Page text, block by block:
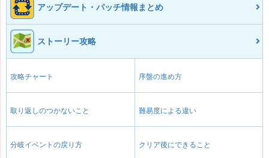
アップデート・パッチ情報まとめ
ストーリー攻略
攻略チャート 序盤の進め方
取り返しのつかないこと 難易度による違い
分岐イベントの戻り方 クリア後にできること